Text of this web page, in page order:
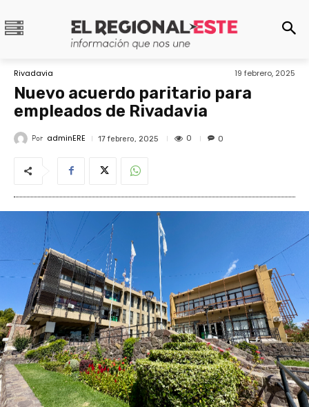
Rivadavia 19 febrero, 2025
Nuevo acuerdo paritario para
empleados de Rivadavia
Por adminERE 17 febrero, 2025 0 0